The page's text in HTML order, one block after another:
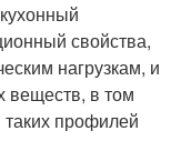
свойства,
нагрузкам, и
веществ, в том
профилей